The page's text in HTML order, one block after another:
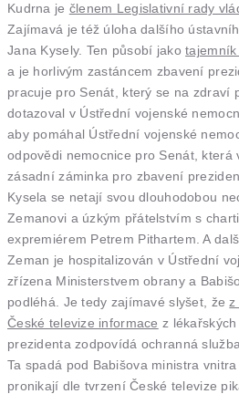
Kudrna je členem Legislativní rady
Zajímavá je též úloha dalšího
Jana Kysely. Ten působí jako
a je horlivým zastáncem zbavení
pracuje pro Senát, který se na zdraví
dotazoval v Ústřední vojenské
aby pomáhal Ústřední vojenské
odpovědi nemocnice pro Senát, která
zásadní záminka pro zbavení
Kysela se netají svou dlouhodobou
Zemanovi a úzkým přátelstvím s
expremiérem Petrem Pithartem. A
Zeman je hospitalizován v Ústřední
zřízena Ministerstvem obrany a
podléhá. Je tedy zajímavé slyšet, žez
České televize informace z
prezidenta zodpovídá ochranná
Ta spadá pod Babišova ministra
pronikají dle tvrzení České televize